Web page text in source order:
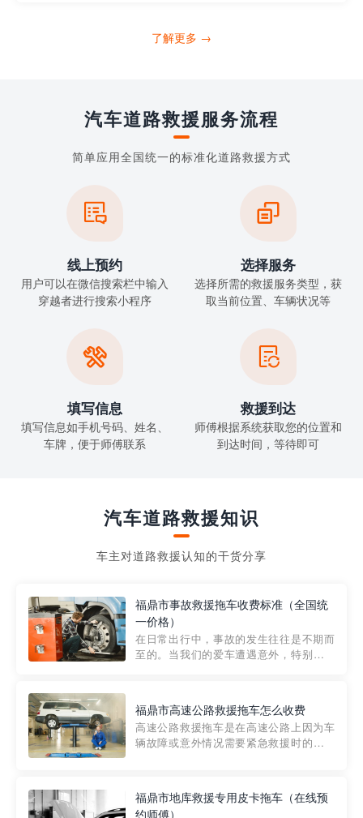
了解更多 →
汽车道路救援服务流程
简单应用全国统一的标准化道路救援方式

线上预约
用户可以在微信搜索栏中输入
穿越者进行搜索小程序

选择服务
选择所需的救援服务类型，获
取当前位置、车辆状况等

填写信息
填写信息如手机号码、姓名、
车牌，便于师傅联系

救援到达
师傅根据系统获取您的位置和
到达时间，等待即可
汽车道路救援知识
车主对道路救援认知的干货分享
福鼎市事故救援拖车收费标准（全国统
一价格）
在日常出行中，事故的发生往往是不期而
至的。当我们的爱车遭遇意外，特别是在
细解析一下市区事故救援拖车的收费标
准，以及在选用拖车服务时应注...
福鼎市高速公路救援拖车怎么收费
高速公路救援拖车是在高速公路上因为车
辆故障或意外情况需要紧急救援时的必备
路救援拖车的收费标准是由当地交通管理
福鼎市地库救援专用皮卡拖车（在线预
约师傅）